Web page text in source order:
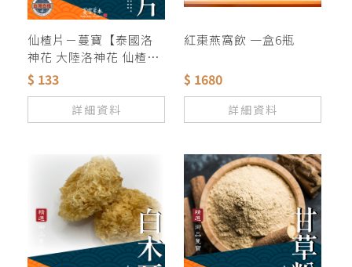
仙楂片－蔓寶【泰國洛
神花 大陸洛神花 仙楂片
特級烏梅 】養生 促進新
陳代謝 保健美顏 夏天聖
品 山楂 酸梅湯 烏梅 花
茶
$ 133
詳細資料
紅棗燕窩飲 一盒6瓶
$ 1680
詳細資料